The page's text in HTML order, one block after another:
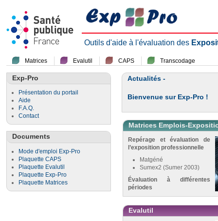
Outils d'aide à l'évaluation des
Matrices Evalutil CAPS Transcodage
Exp-Pro
Présentation du portail
Aide
F.A.Q.
Contact
Documents
Mode d'emploi Exp-Pro
Plaquette CAPS
Plaquette Evalutil
Plaquette Exp-Pro
Plaquette Matrices
Actualités -
Bienvenue sur Exp-Pro !
Matrices Emplois-
Repérage et évaluation de
l’exposition professionnelle
Matgéné
Sumex2 (Sumer 2003)
Évaluation à différentes
périodes
Evalutil